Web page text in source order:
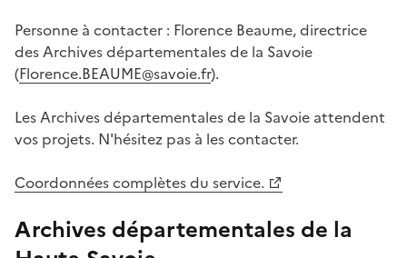
Personne à contacter : Florence Beaume, directrice
des Archives départementales de la Savoie
(Florence.BEAUME@savoie.fr).
Les Archives départementales de la Savoie attendent
vos projets. N'hésitez pas à les contacter.
Coordonnées complètes du service.
Archives départementales de la